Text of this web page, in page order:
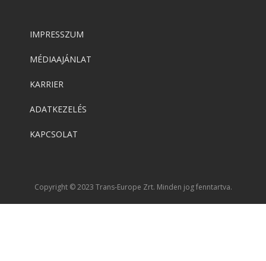
IMPRESSZUM
MÉDIAAJÁNLAT
KARRIER
ADATKEZELÉS
KAPCSOLAT
Copyright © 2023 Trans-Europe Zrt. Minden jog fenntartva.